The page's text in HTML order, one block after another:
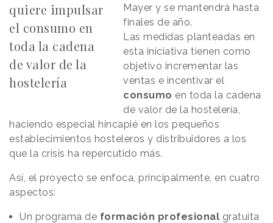
quiere impulsar
el consumo en
toda la cadena
de valor de la
hostelería
Mayer y se mantendrá hasta
finales de año.
Las medidas planteadas en
esta iniciativa tienen como
objetivo incrementar las
ventas e incentivar el
consumo en toda la cadena
de valor de la hostelería,
haciendo especial hincapié en los pequeños
establecimientos hosteleros y distribuidores a los
que la crisis ha repercutido más.
Así, el proyecto se enfoca, principalmente, en cuatro
aspectos:
Un programa de formación profesional gratuita